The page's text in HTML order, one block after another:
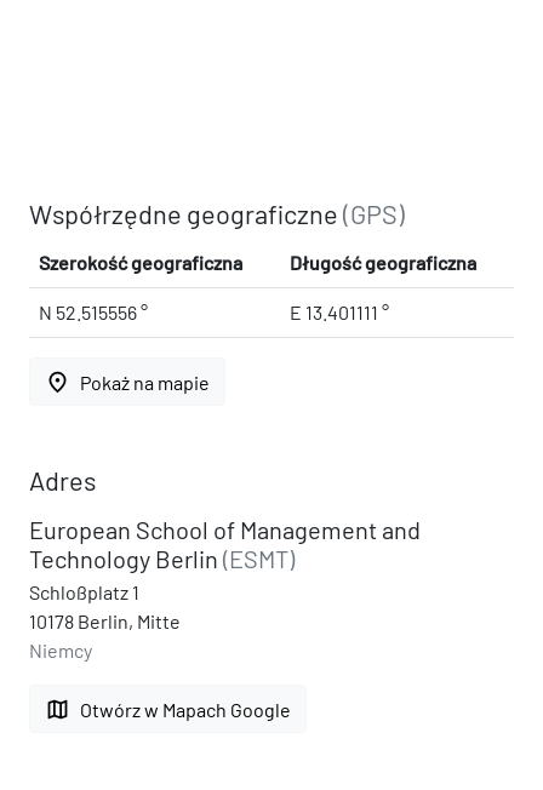
Współrzędne geograficzne(GPS)
Szerokość geograficzna Długość geograficzna
N 52.515556 ° E 13.401111 °
place Pokaż na mapie
Adres
European School of Management and
Technology Berlin (ESMT)
Schloßplatz 1
10178 Berlin, Mitte
Niemcy
map Otwórz w Mapach Google